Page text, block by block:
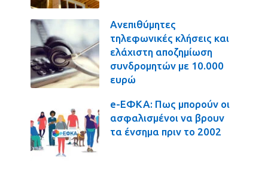
Ανεπιθύμητες
τηλεφωνικές κλήσεις και
ελάχιστη αποζημίωση
συνδρομητών με 10.000
ευρώ
e-ΕΦΚΑ: Πως μπορούν οι
ασφαλισμένοι να βρουν
τα ένσημα πριν το 2002